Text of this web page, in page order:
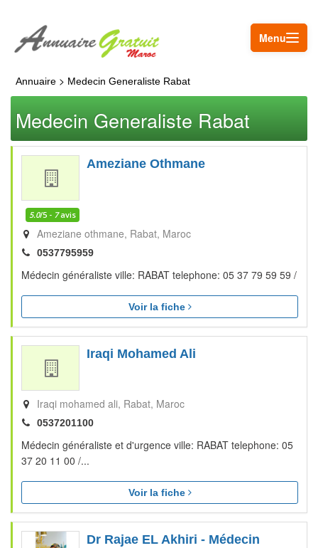
Menu
Annuaire > Medecin Generaliste Rabat
Medecin Generaliste Rabat
Ameziane Othmane
5.0/5 - 7avis
Ameziane othmane Rabat Maroc
0537795959
Médecin généraliste ville: RABAT telephone: 05 37 79 59 59 /
Voir la fiche
Iraqi Mohamed Ali
Iraqi mohamed ali Rabat Maroc
0537201100
Médecin généraliste et d'urgence ville: RABAT telephone: 05
37 20 11 00 /...
Voir la fiche
Dr Rajae EL Akhiri - Médecin